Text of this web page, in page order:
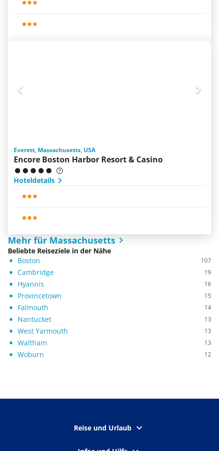
Everett, Massachusetts, USA
Encore Boston Harbor Resort & Casino
Hoteldetails
Mehr für Massachusetts
Beliebte Reiseziele in der Nähe
Boston
107
Cambridge 19
Hyannis 16
Provincetown 15
Falmouth 14
Nantucket 13
West Yarmouth 13
Waltham 13
Woburn 12
Reise und Urlaub